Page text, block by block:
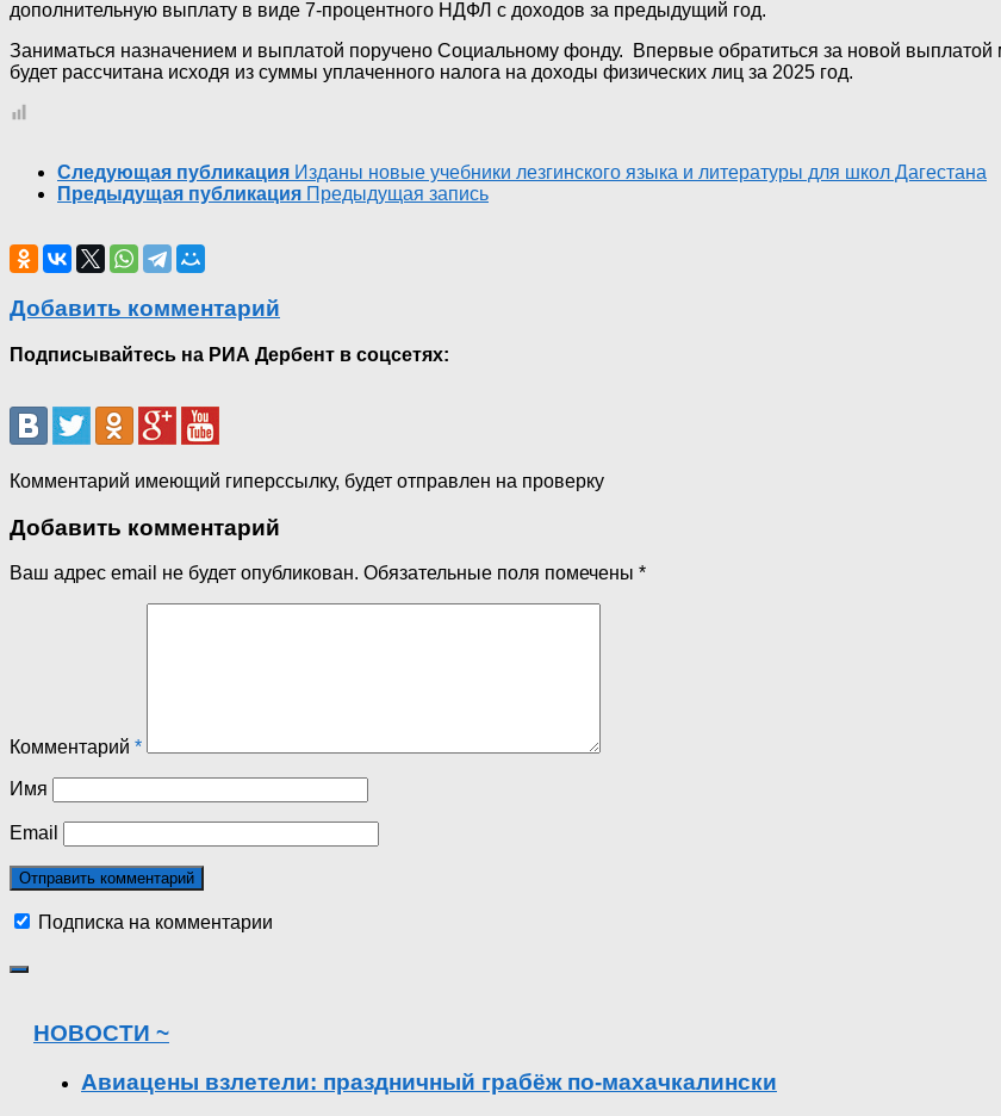
дополнительную выплату в виде 7-процентного НДФЛ с доходов за предыдущий год.
Заниматься назначением и выплатой поручено Социальному фонду. Впервые обратиться за новой
будет рассчитана исходя из суммы уплаченного налога на доходы физических лиц за 2025 год.
Следующая публикация Изданы новые учебники лезгинского языка и литературы для школ Дагестана
Предыдущая публикация Предыдущая запись
Добавить комментарий
Подписывайтесь на РИА Дербент в соцсетях:
Комментарий имеющий гиперссылку, будет отправлен на проверку
Добавить комментарий
Ваш адрес email не будет опубликован. Обязательные поля помечены *
Комментарий *
Имя
Email
Подписка на комментарии
НОВОСТИ ~
Авиацены взлетели: праздничный грабёж по-махачкалински